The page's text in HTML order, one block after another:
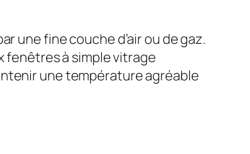
une fine couche d’air ou de gaz.
à simple vitrage
une température agréable